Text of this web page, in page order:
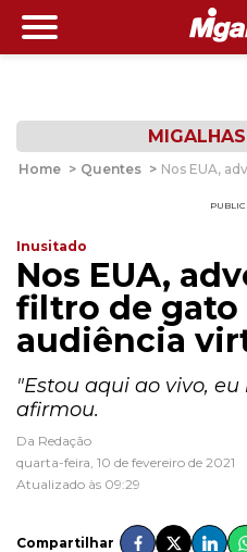
Home > Quentes > Nos EUA,
Inusitado
Nos EUA,
filtro de gato
audiência
"Estou aqui ao vivo,
afirmou.
Da Redação
quarta-feira, 10 de fevereiro de 2021
Atualizado às 09:29
Compartilhar